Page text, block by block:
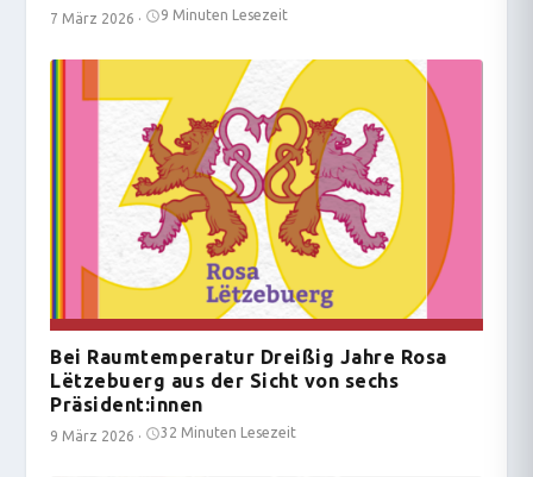
7 März 2026 · 9 Minuten Lesezeit
Bei Raumtemperatur Dreißig Jahre Rosa
Lëtzebuerg aus der Sicht von sechs
Präsident:innen
9 März 2026 · 32 Minuten Lesezeit